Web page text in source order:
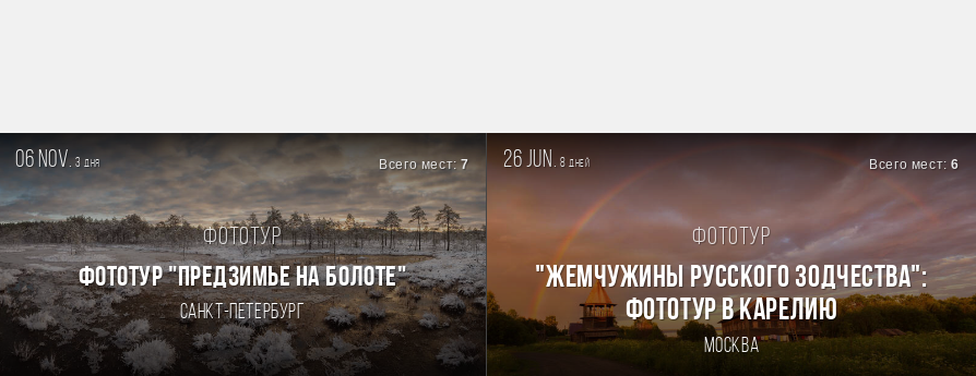
06 nov. 3дня Всего мест:7
Фототур
ФОТОТУР "ПРЕДЗИМЬЕ НА БОЛОТЕ"
Санкт-Петербург
26 jun. 8дней Всего мест:6
Фототур
"ЖЕМЧУЖИНЫ РУССКОГО ЗОДЧЕСТВА":
ФОТОТУР В КАРЕЛИЮ
Москва